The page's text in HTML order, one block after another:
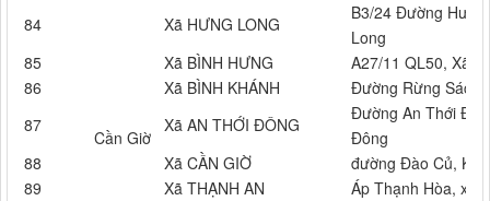
84
Xã HƯNG LONG
B3/24 Đường
Long
85
Xã BÌNH HƯNG
A27/11 QL50, Xã
86
Cần Giờ
Xã BÌNH KHÁNH
Đường Rừng Sác,
87
Xã AN THỚI ĐÔNG
Đường An Thới
Đông
88
Xã CẦN GIỜ
đường Đào Củ, KP.
89
Xã THẠNH AN
Áp Thạnh Hòa, xã